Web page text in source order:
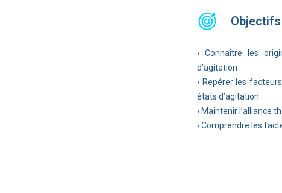
Objectifs
› Connaître les
d’agitation
› Repérer les
états d’agitation
› Maintenir l’alliance
› Comprendre les